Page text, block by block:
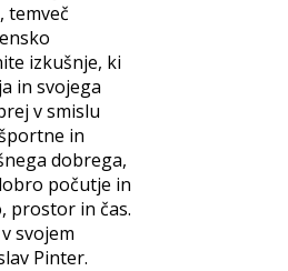
temveč
izkušnje, ki
in svojega
v smislu
in
dobrega,
počutje in
prostor in čas.
svojem
Pinter.